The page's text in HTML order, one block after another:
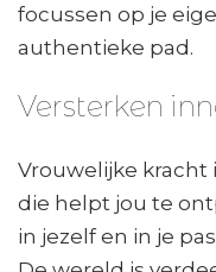
focussen op je
authentieke pad.
Versterken
Vrouwelijke kracht
die helpt jou te
in jezelf en in je